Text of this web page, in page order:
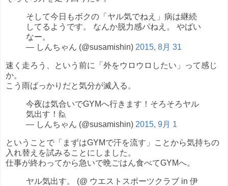
そして今日もボクの「ヤル気でねえ」病は継続
してるようです。 なんか脱力感パねえ。 やばい
なー。
— しんちゃん (@susamishin) 2015, 8月 31
速く走ろう、という前に「外をウロウロしたい」って感じ
か。
こう雨ばっかりだと気分が滅入る。
今夜は気合いでGYMへ行きます！そろそろヤル
気出す！🙋
— しんちゃん (@susamishin) 2015, 9月 1
ということで「まずはGYMで汗を流す」ことから気持ちの
入れ替えを試みることにしました。
仕事が終わってから急いで晩ごはん食べてGYMへ。
ヤル気出す。 (@ ウエストスポーツクラブ in 伊